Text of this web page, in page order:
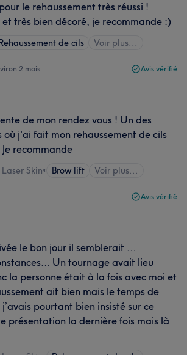
le rehaussement très réussi !
très bien décoré, je recommande :)
de cils Voir plus...
2 mois Avis vérifié
de mon rendez vous ! Un des
où j'ai fait mon rehaussement de cils
recommande
Skin• Brow lift Voir plus...
Avis vérifié
le bon jour il semblerait …
Un tournage avait lieu
la personne était à la fois avec moi et
ait bien mais le temps de
pourtant bien insisté sur ce
présentation la dernière fois mais là